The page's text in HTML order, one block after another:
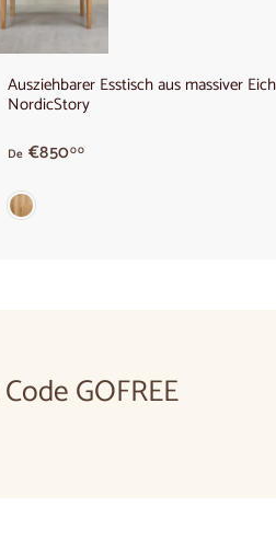
Ausziehbarer Esstisch aus massiver
NordicStory
De €85000Ab
GOFREE